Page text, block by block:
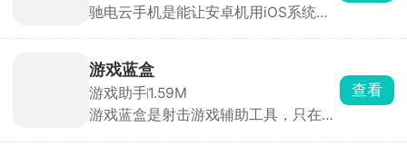
驰电云手机是能让安卓机用iOS系统的
本地手机不耗电、不发热、不耗流量。
配置可选，新用户1元就能试。适合想
跨系统玩游戏、需要长时间挂机或多开
养号的人。
游戏蓝盒
游戏助手1.59M
游戏蓝盒是射击游戏辅助工具，只在屏
查看